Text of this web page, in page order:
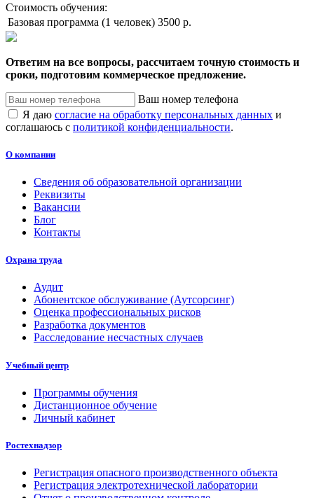
Стоимость обучения:
Базовая программа (1 человек) 3500 р.
Ответим на все вопросы, рассчитаем точную стоимость и
сроки, подготовим коммерческое предложение.
Ваш номер телефона
Я даю согласие на обработку персональных данных и
соглашаюсь с политикой конфиденциальности.
О компании
Сведения об образовательной организации
Реквизиты
Вакансии
Блог
Контакты
Охрана труда
Аудит
Абонентское обслуживание (Аутсорсинг)
Оценка профессиональных рисков
Разработка документов
Расследование несчастных случаев
Учебный центр
Программы обучения
Дистанционное обучение
Личный кабинет
Ростехнадзор
Регистрация опасного производственного объекта
Регистрация электротехнической лаборатории